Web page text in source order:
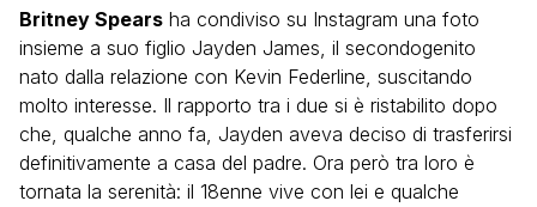
Britney Spears ha condiviso su Instagram una foto
insieme a suo figlio Jayden James, il secondogenito
nato dalla relazione con Kevin Federline, suscitando
molto interesse. Il rapporto tra i due si è ristabilito dopo
che, qualche anno fa, Jayden aveva deciso di trasferirsi
definitivamente a casa del padre. Ora però tra loro è
tornata la serenità: il 18enne vive con lei e qualche